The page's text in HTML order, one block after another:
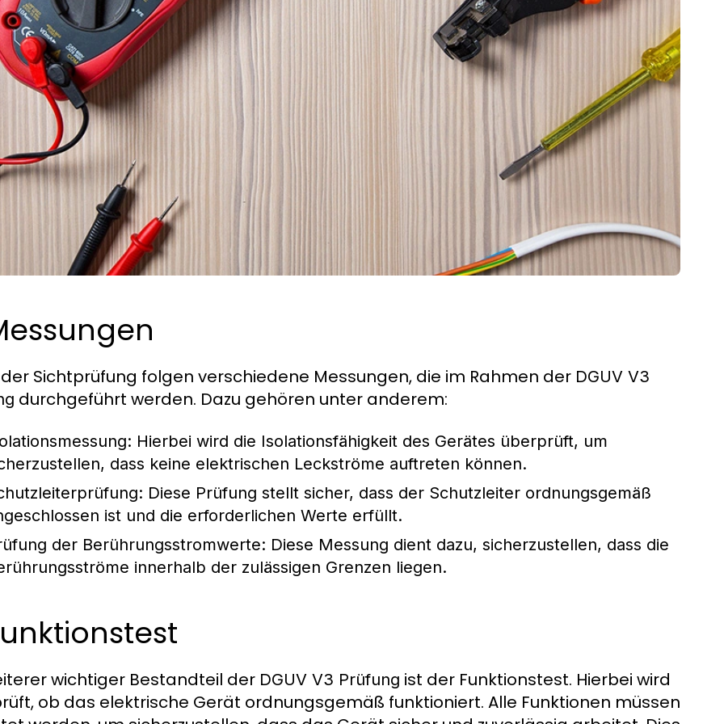
Sichtprüfung folgen verschiedene Messungen, die im Rahmen der DGUV V3
durchgeführt werden. Dazu gehören unter anderem:
: Hierbei wird die Isolationsfähigkeit des Gerätes überprüft, um
dass keine elektrischen Leckströme auftreten können.
: Diese Prüfung stellt sicher, dass der Schutzleiter ordnungsgemäß
ist und die erforderlichen Werte erfüllt.
der Berührungsstromwerte: Diese Messung dient dazu, sicherzustellen, dass die
innerhalb der zulässigen Grenzen liegen.
wichtiger Bestandteil der DGUV V3 Prüfung ist der Funktionstest. Hierbei wird
ob das elektrische Gerät ordnungsgemäß funktioniert. Alle Funktionen müssen